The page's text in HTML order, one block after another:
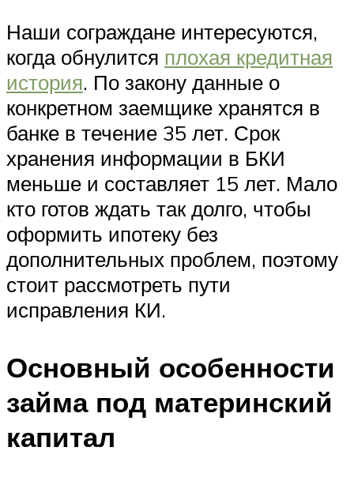
Наши сограждане интересуются,
когда обнулится плохая кредитная
история. По закону данные о
конкретном заемщике хранятся в
банке в течение 35 лет. Срок
хранения информации в БКИ
меньше и составляет 15 лет. Мало
кто готов ждать так долго, чтобы
оформить ипотеку без
дополнительных проблем, поэтому
стоит рассмотреть пути
исправления КИ.
Основный особенности
займа под материнский
капитал